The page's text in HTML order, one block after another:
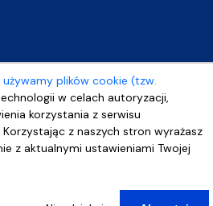
używamy plików cookie (tzw.
w celach autoryzacji,
korzystania z serwisu
z naszych stron wyrażasz
z aktualnymi ustawieniami Twojej